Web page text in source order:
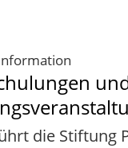
die Stiftung